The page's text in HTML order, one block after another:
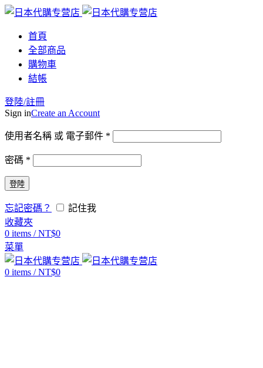
首頁
全部商品
購物車
結帳
登陸/註冊
Sign inCreate an Account
使用者名稱 或 電子郵件 *
密碼 *
登陸
忘記密碼？
記住我
收藏夾
0 items / NT$0
菜單
0 items / NT$0